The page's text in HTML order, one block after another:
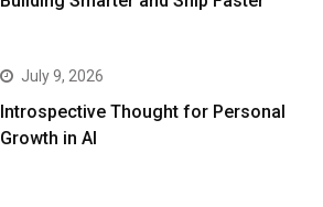
July 9, 2026
Introspective Thought for Personal
Growth in AI